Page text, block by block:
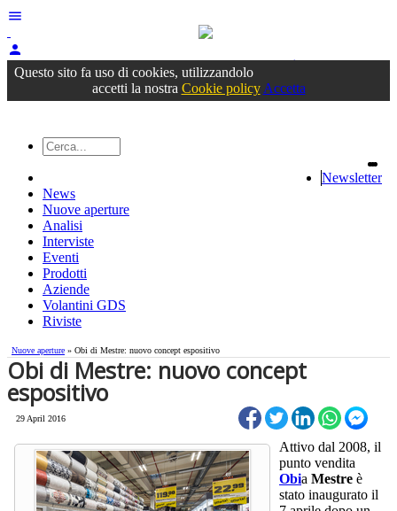
menu
person
Accedioppure registrati
Questo sito fa uso di cookies, utilizzandolo
accetti la nostra Cookie policy Accetta
Newsletter
News
Nuove aperture
Analisi
Interviste
Eventi
Prodotti
Aziende
Volantini GDS
Riviste
Nuove aperture » Obi di Mestre: nuovo concept espositivo
Obi di Mestre: nuovo concept
espositivo
29 April 2016
Attivo dal 2008, il
punto vendita
Obia Mestre è
stato inaugurato il